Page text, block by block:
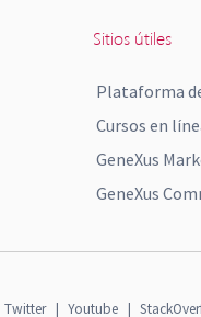
Sitios útiles
Plataforma
Cursos en
GeneXus
GeneXus
Twitter | Youtube |